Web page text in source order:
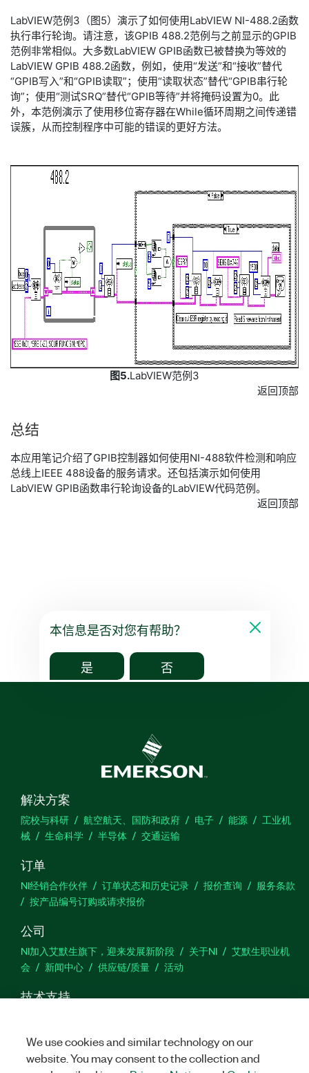
LabVIEW范例3（图5）演示了如何使用LabVIEW NI-488.2函数
执行串行轮询。请注意，该GPIB 488.2范例与之前显示的GPIB
范例非常相似。大多数LabVIEW GPIB函数已被替换为等效的
LabVIEW GPIB 488.2函数，例如，使用“发送”和“接收”替代
“GPIB写入”和“GPIB读取”；使用“读取状态”替代“GPIB串行轮
询”；使用“测试SRQ”替代“GPIB等待”并将掩码设置为0。此
外，本范例演示了使用移位寄存器在While循环周期之间传递错
误簇，从而控制程序中可能的错误的更好方法。
图5.LabVIEW范例3
返回顶部
总结
本应用笔记介绍了GPIB控制器如何使用NI-488软件检测和响应
总线上IEEE 488设备的服务请求。还包括演示如何使用
LabVIEW GPIB函数串行轮询设备的LabVIEW代码范例。
返回顶部
本信息是否对您有帮助？
是 否
解决方案
院校与科研 航空航天、国防和政府 电子 能源
工业机
械
生命科学 半导体 交通运输
订单
NI经销合作伙伴 订单状态和历史记录 报价查询
服务条款
按产品编号订购或请求报价
公司
NI加入艾默生旗下，迎来发展新阶段 关于NI
艾默生职业机
会
新闻中心 供应链/质量 活动
技术支持
We use cookies and similar technology on our
website. You may consent to the collection and